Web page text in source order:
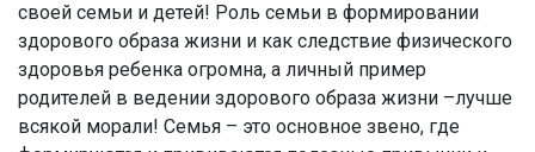
своей семьи и детей! Роль семьи в формировании
здорового образа жизни и как следствие физического
здоровья ребенка огромна, а личный пример
родителей в ведении здорового образа жизни –лучше
всякой морали! Семья – это основное звено, где